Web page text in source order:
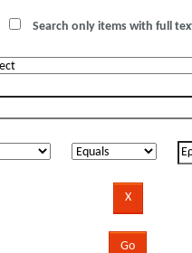
Search only items with full